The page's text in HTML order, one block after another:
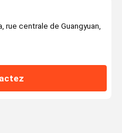
rue centrale de Guangyuan,